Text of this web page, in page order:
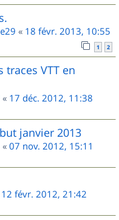
« 18 févr. 2013, 10:55
1 2
traces VTT en
« 17 déc. 2012, 11:38
janvier 2013
« 07 nov. 2012, 15:11
12 févr. 2012, 21:42